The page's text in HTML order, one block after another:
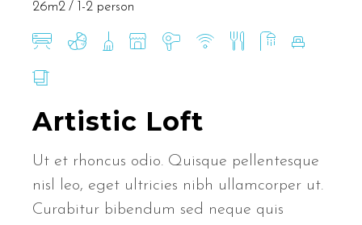
Artistic Loft
Ut et rhoncus odio. Quisque pellentesque
nisl leo, eget ultricies nibh ullamcorper ut.
Curabitur bibendum sed neque quis
26m2 1-2 person